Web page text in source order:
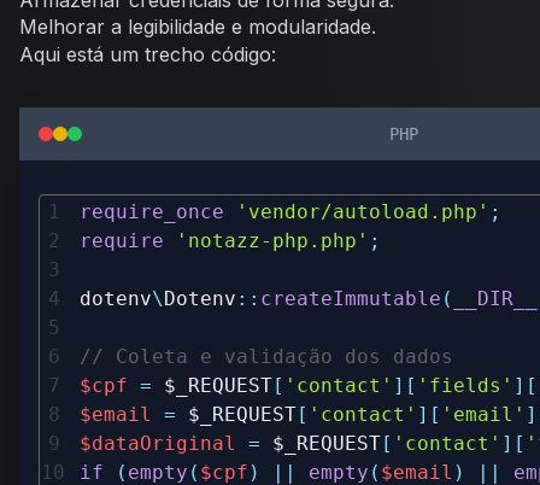
Melhorar a legibilidade e modularidade.
Aqui está um trecho código:
PHP
require_once 'vendor/autoload.php' ;
require
'notazz-php.php' ;
dotenv\Dotenv :: createImmutable ( __DIR__
// Coleta e validação dos dados
$cpf = $_REQUEST[ 'contact' ] [ 'fields' ] [
$email
= $_REQUEST[ 'contact' ] [ 'email' ]
$dataOriginal
= $_REQUEST[ 'contact' ] [
if
( empty ( $cpf ) || empty ( $email ) ||